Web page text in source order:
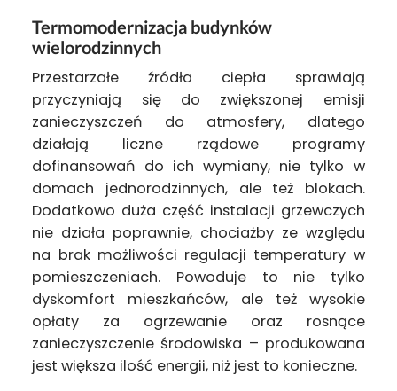
Termomodernizacja budynków
wielorodzinnych
Przestarzałe źródła ciepła sprawiają
przyczyniają się do zwiększonej emisji
zanieczyszczeń do atmosfery, dlatego
działają liczne rządowe programy
dofinansowań do ich wymiany, nie tylko w
domach jednorodzinnych, ale też blokach.
Dodatkowo duża część instalacji grzewczych
nie działa poprawnie, chociażby ze względu
na brak możliwości regulacji temperatury w
pomieszczeniach. Powoduje to nie tylko
dyskomfort mieszkańców, ale też wysokie
opłaty za ogrzewanie oraz rosnące
zanieczyszczenie środowiska – produkowana
jest większa ilość energii, niż jest to konieczne.